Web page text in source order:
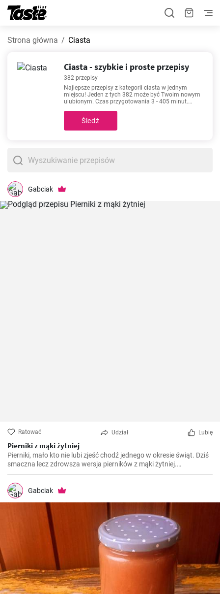
Strona główna Ciasta
Ciasta - szybkie i proste przepisy
382 przepisy
Najlepsze przepisy z kategorii ciasta w jednym
miejscu! Jeden z tych 382 może być Twoim nowym
ulubionym. Czas przygotowania 3 - 405 minut.
poniżej każdego przepisu. Dodatkowo, zobacz, ile
porcji otrzymasz przy użyciu podanej ilości
składników Przepisy takie jak
Śledź
Gabciak
Ratować Udział Lubię
Pierniki z mąki żytniej
Pierniki, mało kto nie lubi zjeść chodź jednego w okresie świąt. Dziś
smaczna lecz zdrowsza wersja pierników z mąki żytniej.
https://gabciakowegotowanie24.blogspot.com/2023/12/pierniki-z-
maki-zytniej.html
Gabciak